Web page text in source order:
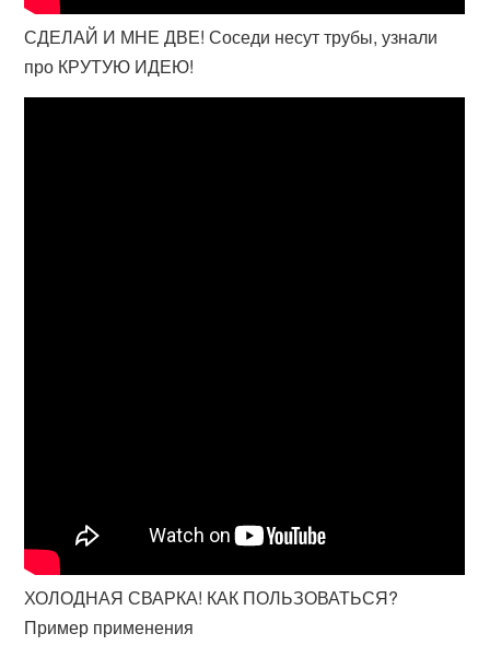
СДЕЛАЙ И МНЕ ДВЕ! Соседи несут трубы, узнали
про КРУТУЮ ИДЕЮ!
ХОЛОДНАЯ СВАРКА! КАК ПОЛЬЗОВАТЬСЯ?
Пример применения